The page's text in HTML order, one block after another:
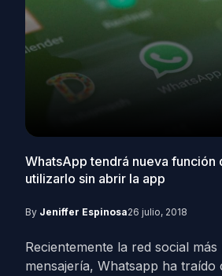
WhatsApp tendrá nueva función
utilizarlo sin abrir la app
By Jeniffer Espinosa26 julio, 2018
Recientemente la red social
mensajería, Whatsapp ha traído